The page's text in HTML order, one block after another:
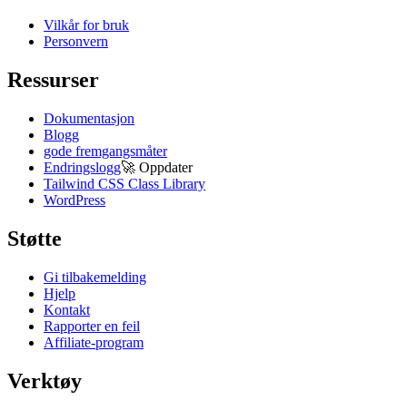
Vilkår for bruk
Personvern
Ressurser
Dokumentasjon
Blogg
gode fremgangsmåter
Endringslogg🚀 Oppdater
Tailwind CSS Class Library
WordPress
Støtte
Gi tilbakemelding
Hjelp
Kontakt
Rapporter en feil
Affiliate-program
Verktøy